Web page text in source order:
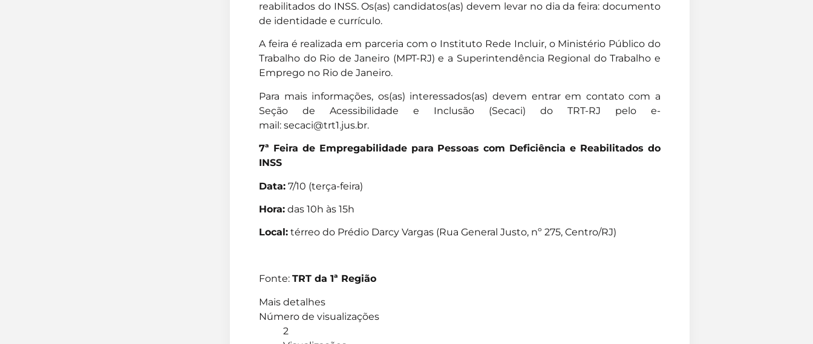
reabilitados do INSS. Os(as) candidatos(as) devem levar no dia da feira: documento
de identidade e currículo.
A feira é realizada em parceria com o Instituto Rede Incluir, o Ministério Público do
Trabalho do Rio de Janeiro (MPT-RJ) e a Superintendência Regional do Trabalho e
Emprego no Rio de Janeiro.
Para mais informações, os(as) interessados(as) devem entrar em contato com a
Seção de Acessibilidade e Inclusão (Secaci) do TRT-RJ pelo e-
mail: secaci@trt1.jus.br.
7ª Feira de Empregabilidade para Pessoas com Deficiência e Reabilitados do
INSS
Data:7/10 (terça-feira)
Hora:das 10h às 15h
Local:térreo do Prédio Darcy Vargas (Rua General Justo, nº 275, Centro/RJ)
Fonte: TRT da 1ª Região
Mais detalhes
Número de visualizações
2